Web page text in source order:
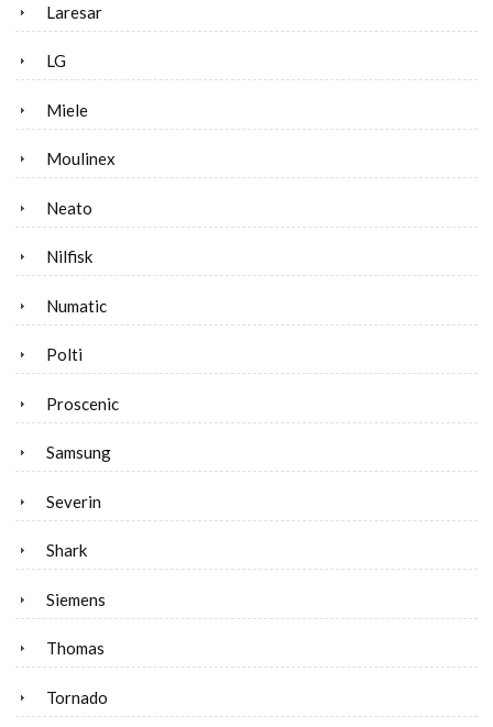
Laresar
LG
Miele
Moulinex
Neato
Nilfisk
Numatic
Polti
Proscenic
Samsung
Severin
Shark
Siemens
Thomas
Tornado